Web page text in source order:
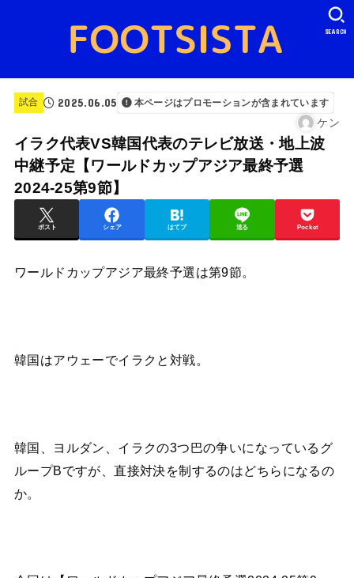
SEARCH
試合 2025.06.05 本ページはプロモーションが含まれています
ケン
イラク代表VS韓国代表のテレビ放送・地上波
中継予定【ワールドカップアジア最終予選
2024-25第9節】
ポスト シェア はてブ 送る Pocket
ワールドカップアジア最終予選は第9節。
韓国はアウェーでイラクと対戦。
韓国、ヨルダン、イラクの3つ巴の争いになっているグ
ループBですが、直接対決を制するのはどちらになるの
か。